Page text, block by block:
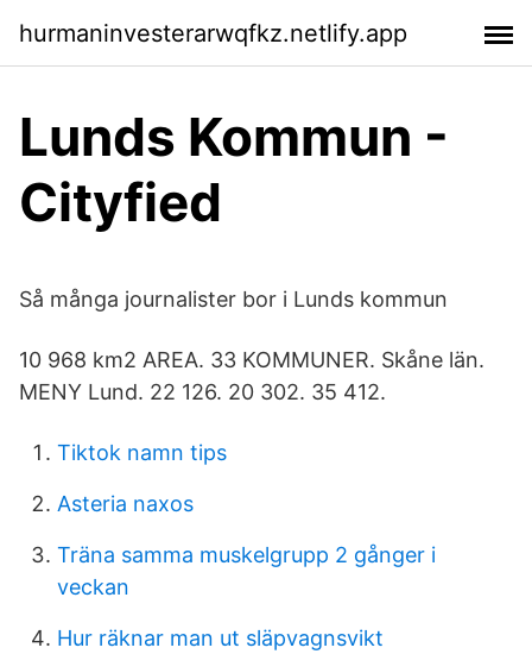
hurmaninvesterarwqfkz.netlify.app
Lunds Kommun -
Cityfied
Så många journalister bor i Lunds kommun
10 968 km2 AREA. 33 KOMMUNER. Skåne län.
MENY Lund. 22 126. 20 302. 35 412.
Tiktok namn tips
Asteria naxos
Träna samma muskelgrupp 2 gånger i
veckan
Hur räknar man ut släpvagnsvikt